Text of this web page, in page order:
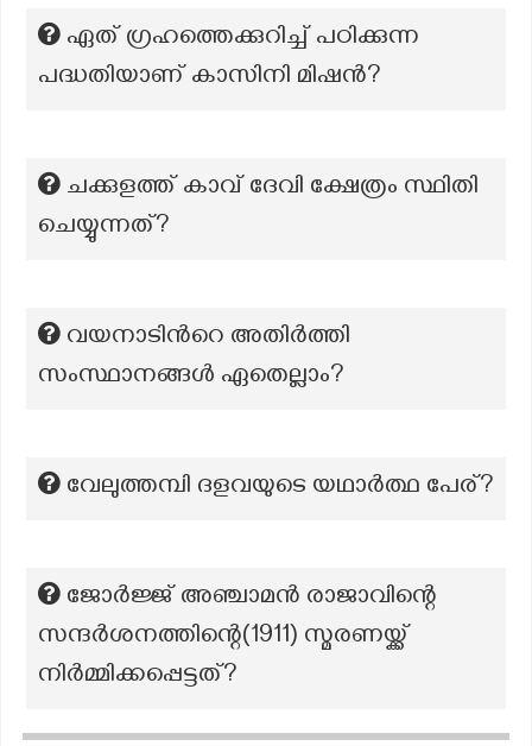
ഏത് ഗ്രഹത്തെക്കുറിച്ച് പഠിക്കുന്ന
പദ്ധതിയാണ് കാസിനി മിഷൻ?
ചക്കുളത്ത്‌ കാവ് ദേവി ക്ഷേത്രം സ്ഥിതി
ചെയ്യുന്നത്?
വയനാടിൻറെ അതിർത്തി
സംസ്ഥാനങ്ങൾ ഏതെല്ലാം?
വേലുത്തമ്പി ദളവയുടെ യഥാർത്ഥ പേര്?
ജോർജ്ജ് അഞ്ചാമൻ രാജാവിന്റെ
സന്ദർശനത്തിന്റെ(1911) സ്മരണയ്ക്ക്
നിർമ്മിക്കപ്പെട്ടത്?